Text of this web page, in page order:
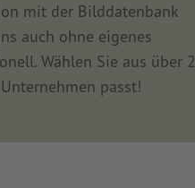
mit der Bilddatenbank
auch ohne eigenes
Wählen Sie aus über
passt!